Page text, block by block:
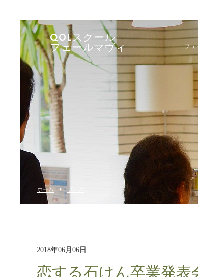
QOLスクール
フェールマヴィ
フェ
ホーム ブログ
2018年06月06日
恋する石けん卒業発表